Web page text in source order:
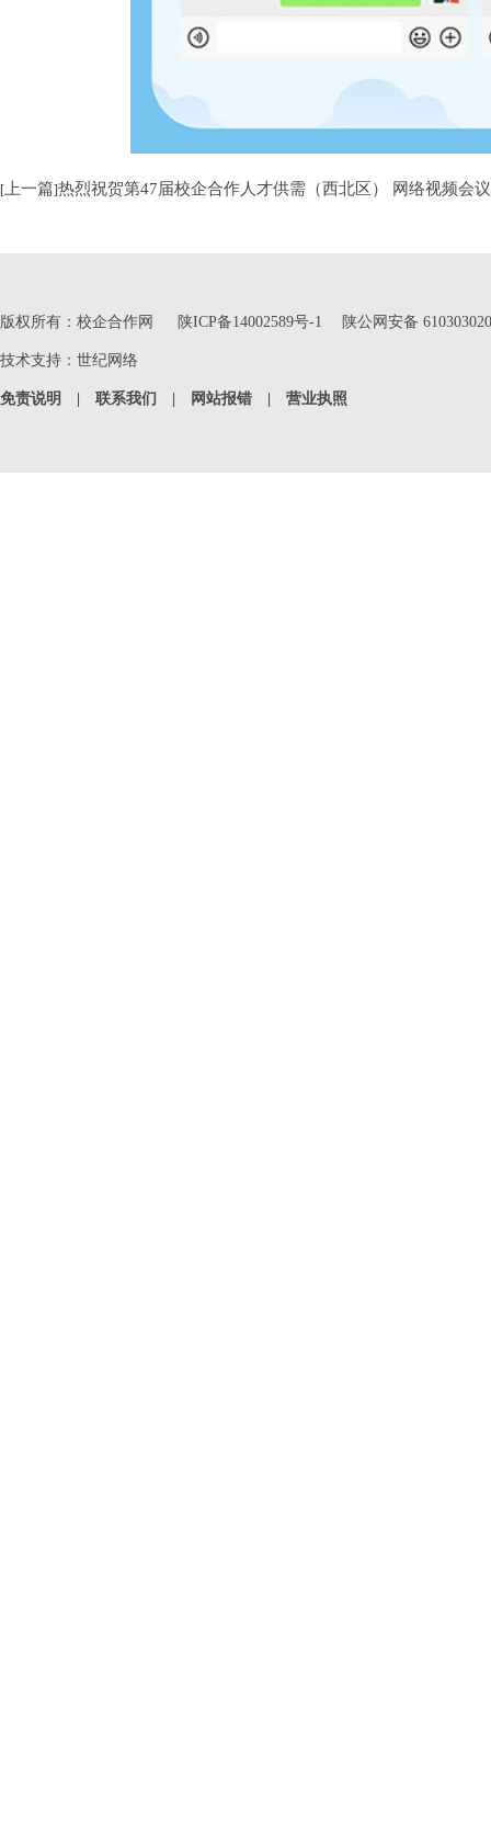
[ 上一篇]热烈祝贺第47届校企合作人才供需（西北区） 网络视频会
版权所有：校企合作网 陕ICP备14002589号-1 陕公网安备
技术支持 ： 世纪网络
免责说明 联系我们 网站报错 营业执照